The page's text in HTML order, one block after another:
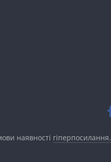
наявності гіперпосилання.